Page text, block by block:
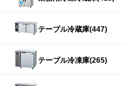
テーブル冷蔵庫(447)
テーブル冷凍庫(265)